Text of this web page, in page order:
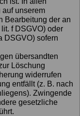
auf unserem
Bearbeitung der an
f DSGVO) oder
DSGVO) sofern
übersandten
Löschung
widerrufen
entfällt (z. B. nach
Zwingende
gesetzliche